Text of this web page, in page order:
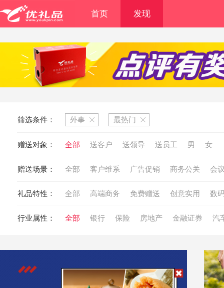
首页 发现
筛选条件： 外事 最热门
赠送对象： 全部 送客户 送领导 送员工 男 女
赠送场景： 全部 客户维系 广告促销 商务公关 会
礼品特性： 全部 高端商务 免费赠送 创意实用 数
行业属性： 全部 银行 保险 房地产 金融证券 汽